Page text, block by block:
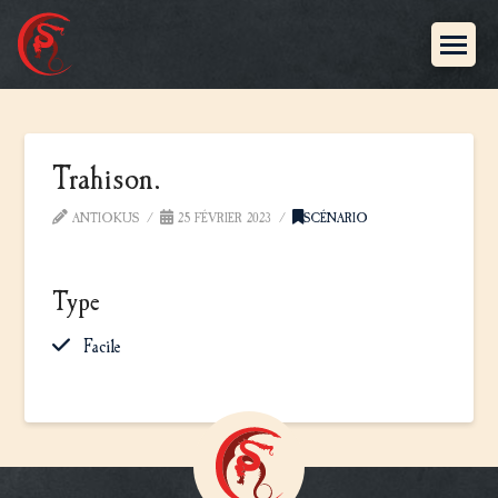
Trahison.
ANTIOKUS 25 FÉVRIER 2023 SCÉNARIO
Type
Facile